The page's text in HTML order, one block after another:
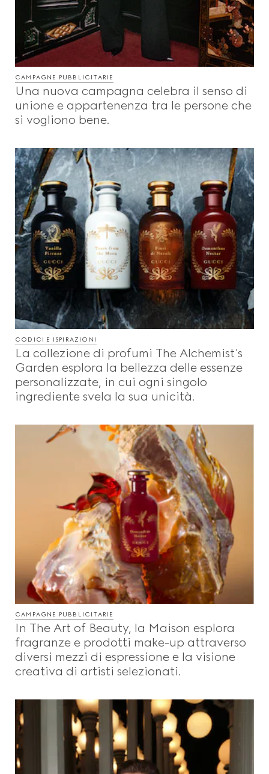
CAMPAGNE PUBBLICITARIE
Una nuova campagna celebra il senso di
unione e appartenenza tra le persone che
si vogliono bene.
CODICI E ISPIRAZIONI
La collezione di profumi The Alchemist's
Garden esplora la bellezza delle essenze
personalizzate, in cui ogni singolo
ingrediente svela la sua unicità.
CAMPAGNE PUBBLICITARIE
In The Art of Beauty, la Maison esplora
fragranze e prodotti make-up attraverso
diversi mezzi di espressione e la visione
creativa di artisti selezionati.